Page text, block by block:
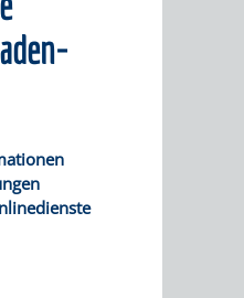
BEIRÄTE
TECHNIK,KINDER-